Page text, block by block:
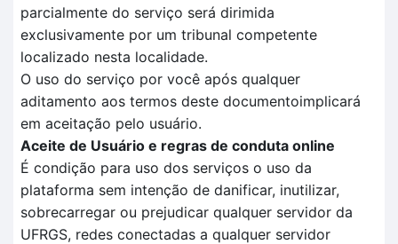
parcialmente do serviço será dirimida
exclusivamente por um tribunal competente
localizado nesta localidade.
O uso do serviço por você após qualquer
aditamento aos termos deste documentoimplicará
em aceitação pelo usuário.
Aceite de Usuário e regras de conduta online
É condição para uso dos serviços o uso da
plataforma sem intenção de danificar, inutilizar,
sobrecarregar ou prejudicar qualquer servidor da
UFRGS, redes conectadas a qualquer servidor